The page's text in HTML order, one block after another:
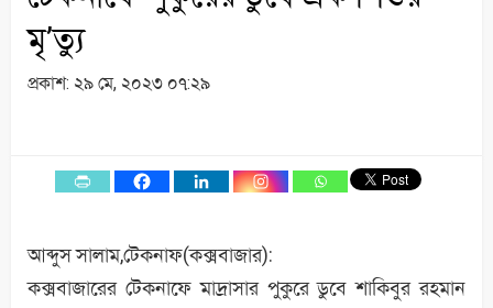
মৃ’ত্যু
প্রকাশ: ২৯ মে, ২০২৩ ০৭:২৯
আব্দুস সালাম,টেকনাফ(কক্সবাজার):
কক্সবাজারের টেকনাফে মাদ্রাসার পুকুরে ডুবে শাকিবুর রহমান